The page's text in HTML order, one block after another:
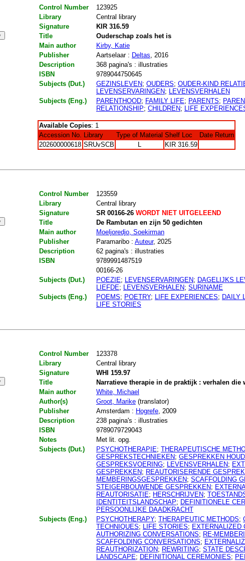
Control Number
123925
Library
Central library
Signature
KIR 316.59
Title
Ouderschap zoals het is
Main author
Kirby, Katie
Publisher
Aartselaar : Deltas, 2016
Description
368 pagina's : illustraties
ISBN
9789044750645
Subjects (Dut.)
GEZINSLEVEN; OUDERS; OUDER-KIND
LEVENSERVARINGEN; LEVENSVERHALEN
Subjects (Eng.)
PARENTHOOD; FAMILY LIFE; PARENTS;
RELATIONSHIP; CHILDREN; LIFE
Available Copies: 1
Accession No. Library Type of Material Shelf Loc
Date Return
202600000618 SRUvSCB L KIR 316.59
Control Number
123559
Library
Central library
Signature
SR 00166-26WORDT NIET UITGELEEND
Title
De Rambutan en zijn 50 gedichten
Main author
Moeljoredjo, Soekirman
Publisher
Paramaribo : Auteur, 2025
Description
62 pagina's : illustraties
ISBN
9789991487519
00166-26
Subjects (Dut.)
POEZIE; LEVENSERVARINGEN; DAGELIJKS
LIEFDE; LEVENSVERHALEN; SURINAME
Subjects (Eng.)
POEMS; POETRY; LIFE EXPERIENCES; DAILY
LIFE STORIES
Control Number
123378
Library
Central library
Signature
WHI 159.97
Title
Narratieve therapie in de praktijk : verhalen die
Main author
White, Michael
Author(s)
Groot, Marike(translator)
Publisher
Amsterdam : Hogrefe, 2009
Description
238 pagina's : illustraties
ISBN
9789079729043
Notes
Met lit. opg.
Subjects (Dut.)
PSYCHOTHERAPIE; THERAPEUTISCHE
GESPREKSTECHNIEKEN; GESPREKKEN
GESPREKSVOERING; LEVENSVERHALEN;
GESPREKKEN; REAUTORISERENDE
MEMBERINGSGESPREKKEN; SCAFFOLDING
STEIGERBOUWENDE GESPREKKEN;
REAUTORISATIE; HERSCHRIJVEN;
IDENTITEITSLANDSCHAP; DEFINITIONELE
PERSOONLIJKE DAADKRACHT
Subjects (Eng.)
PSYCHOTHERAPY; THERAPEUTIC METHODS;
TECHNIQUES; LIFE STORIES; EXTERNALIZED
AUTHORIZING CONVERSATIONS; RE-
SCAFFOLDING CONVERSATIONS;
REAUTHORIZATION; REWRITING; STATE
LANDSCAPE; DEFINITIONAL CEREMONIES;